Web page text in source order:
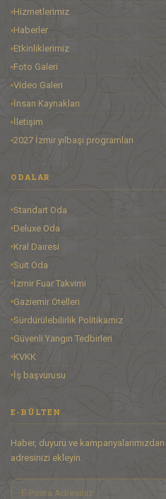
Hizmetlerimiz
Haberler
Etkinliklerimiz
Foto Galeri
Video Galeri
İnsan Kaynakları
İletişim
2027 İzmir yılbaşı programları
ODALAR
Standart Oda
Deluxe Oda
Kral Dairesi
Suit Oda
İzmir Fuar Takvimi
Gaziemir Otelleri
Sürdürülebilirlik Politikamız
Güvenli Yangın Tedbirleri
KVKK
İş başvurusu
E-BÜLTEN
Haber, duyuru ve
adresinizi ekleyin.